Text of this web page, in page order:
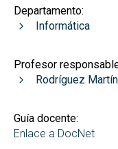
Departamento:
Informática
Profesor
Rodríguez
Guía docente:
Enlace a DocNet